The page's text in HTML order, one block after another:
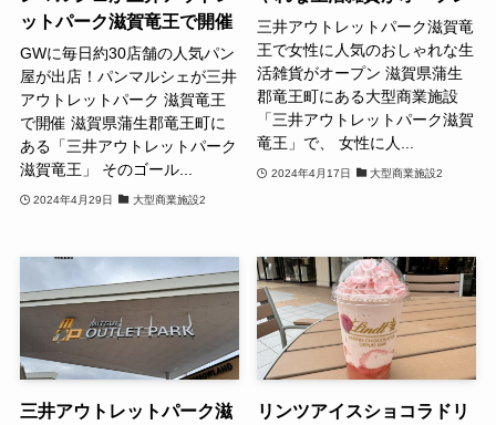
ットパーク滋賀竜王で開催
GWに毎日約30店舗の人気パン
屋が出店！パンマルシェが三井
アウトレットパーク 滋賀竜王
で開催 滋賀県蒲生郡竜王町に
ある「三井アウトレットパーク
滋賀竜王」 そのゴール...
2024年4月29日 大型商業施設2
三井アウトレットパーク滋賀竜
王で女性に人気のおしゃれな生
活雑貨がオープン 滋賀県蒲生
郡竜王町にある大型商業施設
「三井アウトレットパーク滋賀
竜王」で、 女性に人...
2024年4月17日 大型商業施設2
三井アウトレットパーク滋
リンツアイスショコラドリ